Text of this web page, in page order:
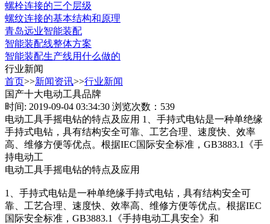
螺栓连接的三个层级
螺纹连接的基本结构和原理
青岛远业智能装配
智能装配线整体方案
智能装配生产线用什么做的
行业新闻
首页>>新闻资讯>>行业新闻
国产十大电动工具品牌
时间: 2019-09-04 03:34:30 浏览次数：539
电动工具手摇电钻的特点及应用 1、手持式电钻是一种单绝缘
手持式电钻，具有结构安全可靠、工艺合理、速度快、效率
高、维修方便等优点。根据IEC国际安全标准，GB3883.1《手
持电动工
电动工具手摇电钻的特点及应用
1、手持式电钻是一种单绝缘手持式电钻，具有结构安全可
靠、工艺合理、速度快、效率高、维修方便等优点。根据IEC
国际安全标准，GB3883.1《手持电动工具安全》和